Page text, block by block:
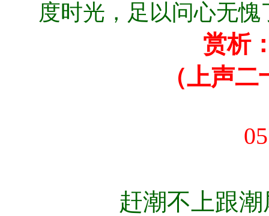
度时光，足以问心无愧
赏析
（上声
赶潮不上跟